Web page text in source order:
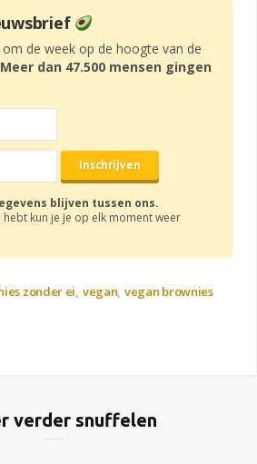
de week op de hoogte van de
Meer dan 47.500 mensen gingen
blijven tussen ons.
hebt kun je je op elk moment weer
zonder ei vegan vegan brownies
verder snuffelen